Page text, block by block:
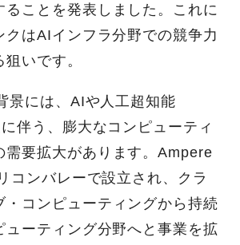
ることを発表しました。これに
クはAIインフラ分野での競争力
いです。
景には、AIや人工超知能
に伴う、膨大なコンピューティ
需要拡大があります。Ampere
コンバレーで設立され、クラ
・コンピューティングから持続
ューティング分野へと事業を拡